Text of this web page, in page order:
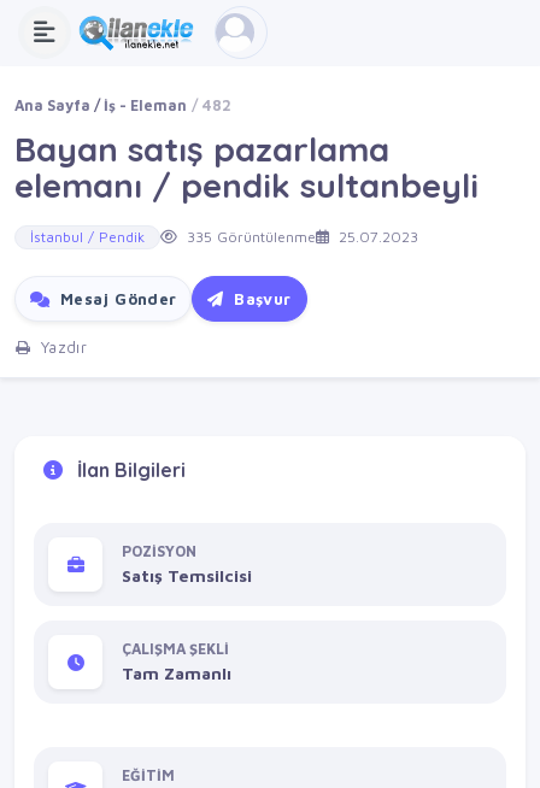
Ana Sayfa İş - Eleman 482
Bayan satış pazarlama
elemanı / pendik sultanbeyli
İstanbul / Pendik 335 Görüntülenme 25.07.2023
Mesaj Gönder Başvur
Yazdır
İlan Bilgileri
POZİSYON
Satış Temsilcisi
ÇALIŞMA ŞEKLİ
Tam Zamanlı
EĞİTİM